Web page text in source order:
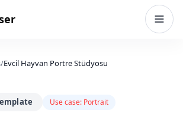
/Evcil Hayvan Portre Stüdyosu
Use case: Portrait